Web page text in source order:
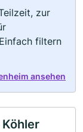
zur
filtern
ansehen